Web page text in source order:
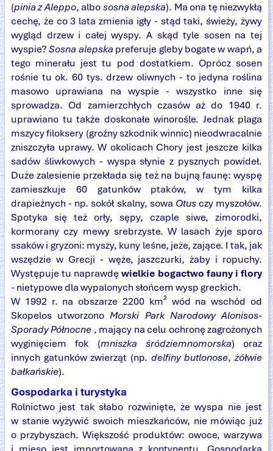
(pinia z Aleppo, albososna alepska). Ma ona tę niezwykłą
cechę, że co 3 lata zmienia igły - stąd taki, świeży, żywy
wygląd drzew i całej wyspy. A skąd tyle sosen na tej
wyspie?Sosna alepska preferuje gleby bogate w wapń, a
tego minerału jest tu pod dostatkiem. Oprócz sosen
rośnie tu ok. 60 tys. drzew oliwnych - to jedyna roślina
masowo uprawiana na wyspie - wszystko inne się
sprowadza. Od zamierzchłych czasów aż do 1940 r.
uprawiano tu także doskonałe winorośle. Jednak plaga
mszycy filoksery (groźny szkodnik winnic) nieodwracalnie
zniszczyła uprawy. W okolicach Chory jest jeszcze kilka
sadów śliwkowych - wyspa słynie z pysznych powideł.
Duże zalesienie przekłada się też na bujną faunę: wyspę
zamieszkuje 60 gatunków ptaków, w tym kilka
drapieżnych - np. sokół skalny, sowa Otusczy myszołów.
Spotyka się też orły, sępy, czaple siwe, zimorodki,
kormorany czy mewy srebrzyste. W lasach żyje sporo
ssaków i gryzoni: myszy, kuny leśne, jeże, zające. I tak, jak
wszędzie w Grecji - węże, jaszczurki, żaby i ropuchy.
Występuje tu naprawdęwielkie bogactwo fauny i flory
- nietypowe dla wypalonych słońcem wysp greckich.
W 1992 r. na obszarze 2200 km² wód na wschód od
Skopelos utworzonoMorski Park Narodowy Alonisos-
Sporady Północne , mający na celu ochronę zagrożonych
wyginięciem fok (mniszka śródziemnomorska) oraz
innych gatunków zwierząt (np. delfiny butlonose,żółwie
bałkańskie).
Gospodarka i turystyka
Rolnictwo jest tak słabo rozwinięte, że wyspa nie jest
w stanie wyżywić swoich mieszkańców, nie mówiąc już
o przybyszach. Większość produktów: owoce, warzywa